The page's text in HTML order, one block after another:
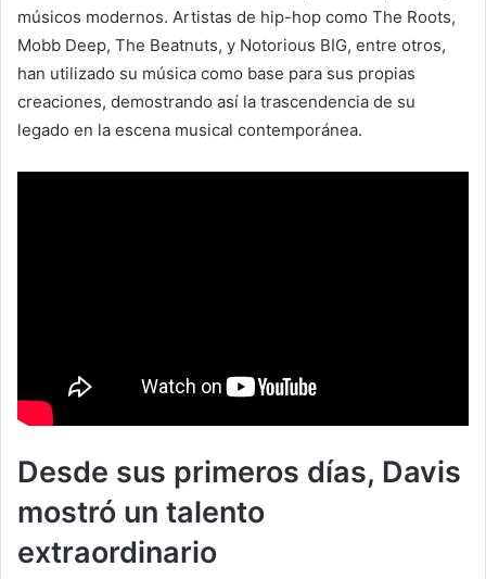
músicos modernos. Artistas de hip-hop como The Roots,
Mobb Deep, The Beatnuts, y Notorious BIG, entre otros,
han utilizado su música como base para sus propias
creaciones, demostrando así la trascendencia de su
legado en la escena musical contemporánea.
Desde sus primeros días, Davis
mostró un talento
extraordinario